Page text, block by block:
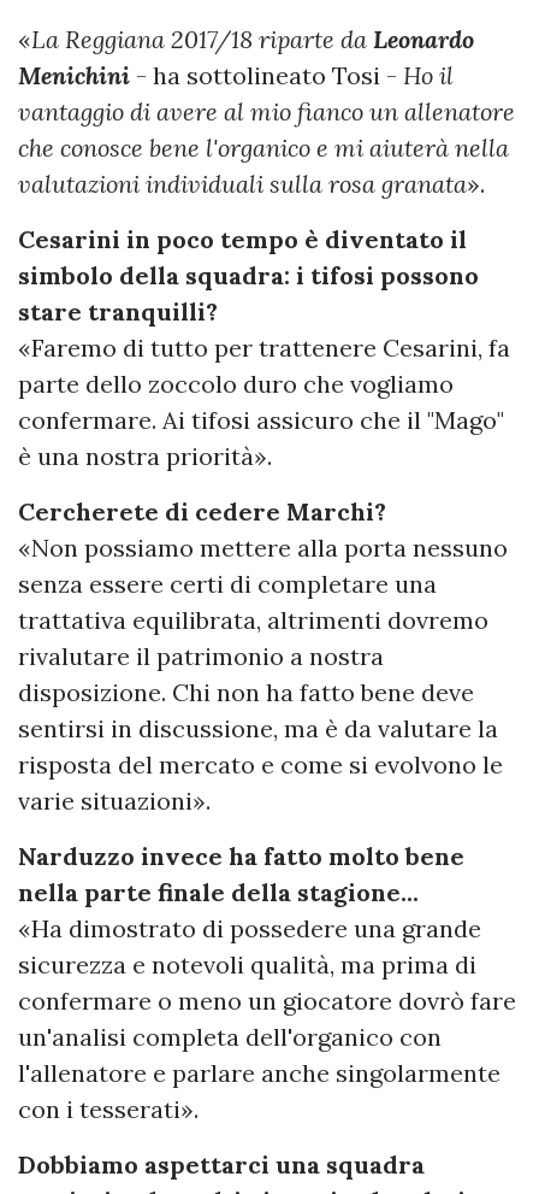
«La Reggiana 2017/18 riparte da Leonardo
Menichini - ha sottolineato Tosi - Ho il
vantaggio di avere al mio fianco un allenatore
che conosce bene l'organico e mi aiuterà nella
valutazioni individuali sulla rosa granata».
Cesarini in poco tempo è diventato il
simbolo della squadra: i tifosi possono
stare tranquilli?
«Faremo di tutto per trattenere Cesarini, fa
parte dello zoccolo duro che vogliamo
confermare. Ai tifosi assicuro che il "Mago"
è una nostra priorità».
Cercherete di cedere Marchi?
«Non possiamo mettere alla porta nessuno
senza essere certi di completare una
trattativa equilibrata, altrimenti dovremo
rivalutare il patrimonio a nostra
disposizione. Chi non ha fatto bene deve
sentirsi in discussione, ma è da valutare la
risposta del mercato e come si evolvono le
varie situazioni».
Narduzzo invece ha fatto molto bene
nella parte finale della stagione...
«Ha dimostrato di possedere una grande
sicurezza e notevoli qualità, ma prima di
confermare o meno un giocatore dovrò fare
un'analisi completa dell'organico con
l'allenatore e parlare anche singolarmente
con i tesserati».
Dobbiamo aspettarci una squadra